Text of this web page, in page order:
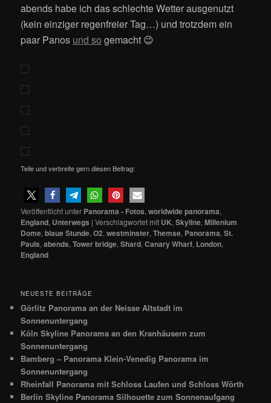
abends habe ich das schlechte Wetter ausgenutzt
(kein einziger regenfreier Tag…) und trotzdem ein
paar Panos und so gemacht 😉
Teile und verbreite gern diesen Beitrag:
Veröffentlicht unter Panorama - Fotos,worldwide panorama,
England, Unterwegs |Verschlagwortet mit UK,Skyline,Millenium
Dome,blaue Stunde,O2,westminster,Themse, Panorama,St.
Pauls,abends,Tower bridge,Shard,Canary Wharf, London,
England
NEUESTE BEITRÄGE
Görlitz Panorama an der Neisse Altstadt im
Sonnenuntergang
Köln Skyline Panorama an den Kranhäusern zum
Sonnenuntergang
Bamberg – Panorama Klein-Venedig Panorama im
Sonnenuntergang
Rheinfall Panorama mit Schloss Laufen und Schloss Wörth
Berlin Skyline Panorama Silhouette zum Sonnenaufgang